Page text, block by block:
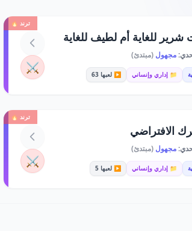
ترند 🔥
للغاية أم لطيف للغاية
مجهول (مبتدئ)
📁 إداري وإنساني ▶️ لعبها 63 ⚔️
ترند 🔥
الافتراضي
مجهول (مبتدئ)
📁 إداري وإنساني ▶️ لعبها 5 ⚔️